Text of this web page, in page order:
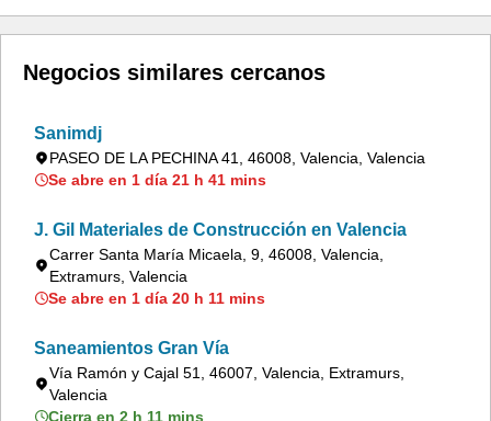
Negocios similares cercanos
Sanimdj
PASEO DE LA PECHINA 41, 46008, Valencia, Valencia
Se abre en 1 día 21 h 41 mins
J. Gil Materiales de Construcción en Valencia
Carrer Santa María Micaela, 9, 46008, Valencia,
Extramurs, Valencia
Se abre en 1 día 20 h 11 mins
Saneamientos Gran Vía
Vía Ramón y Cajal 51, 46007, Valencia, Extramurs,
Valencia
Cierra en 2 h 11 mins